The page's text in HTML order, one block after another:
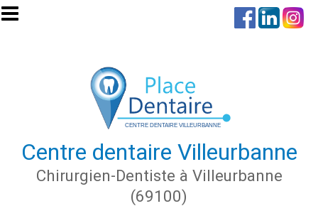
Aller au contenu principal
Centre dentaire Villeurbanne
Chirurgien-Dentiste à Villeurbanne
(69100)